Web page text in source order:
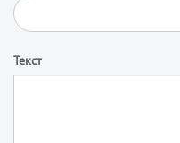
Текст